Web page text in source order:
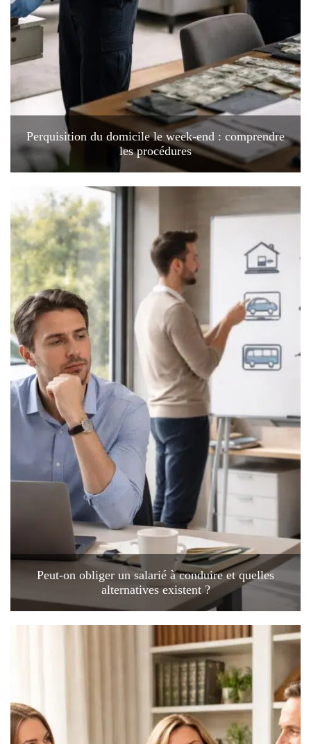
Perquisition du domicile le week-end : comprendre
les procédures
Peut-on obliger un salarié à conduire et quelles
alternatives existent ?